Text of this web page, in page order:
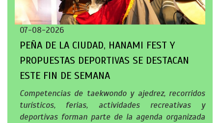
07-08-2026
PEÑA DE LA CIUDAD, HANAMI FEST Y
PROPUESTAS DEPORTIVAS SE DESTACAN
ESTE FIN DE SEMANA
Competencias de taekwondo y ajedrez, recorridos
turísticos, ferias, actividades recreativas y
deportivas forman parte de la agenda organizada